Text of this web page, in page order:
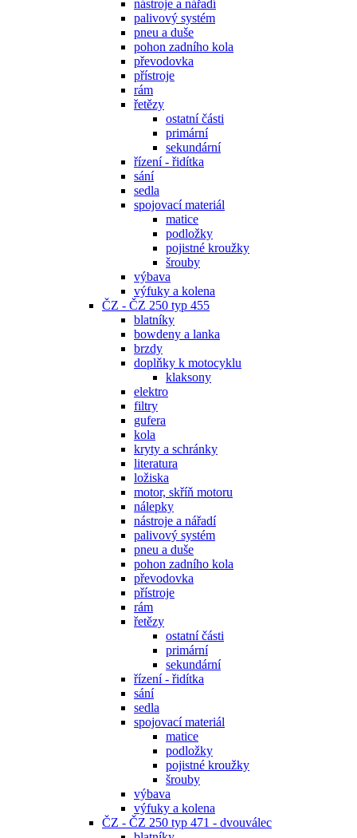
nástroje a nářadí
palivový systém
pneu a duše
pohon zadního kola
převodovka
přístroje
rám
řetězy
ostatní části
primární
sekundární
řízení - řidítka
sání
sedla
spojovací materiál
matice
podložky
pojistné kroužky
šrouby
výbava
výfuky a kolena
ČZ - ČZ 250 typ 455
blatníky
bowdeny a lanka
brzdy
doplňky k motocyklu
klaksony
elektro
filtry
gufera
kola
kryty a schránky
literatura
ložiska
motor, skříň motoru
nálepky
nástroje a nářadí
palivový systém
pneu a duše
pohon zadního kola
převodovka
přístroje
rám
řetězy
ostatní části
primární
sekundární
řízení - řidítka
sání
sedla
spojovací materiál
matice
podložky
pojistné kroužky
šrouby
výbava
výfuky a kolena
ČZ - ČZ 250 typ 471 - dvouválec